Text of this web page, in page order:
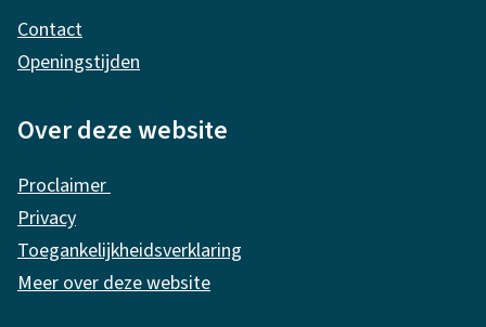
Contact
Openingstijden
Over deze website
Proclaimer
Privacy
Toegankelijkheidsverklaring
Meer over deze website